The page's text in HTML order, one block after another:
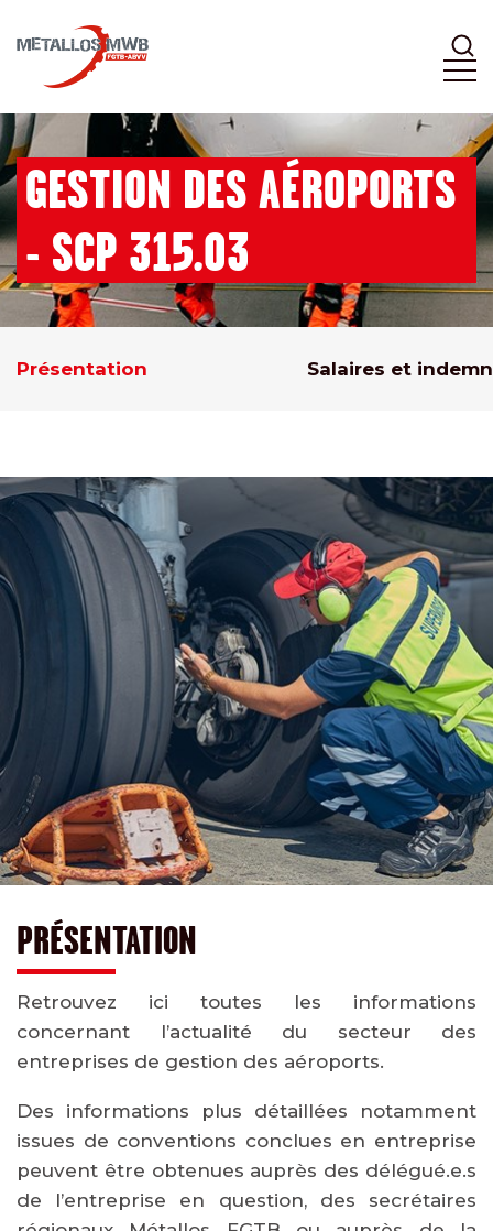
GESTION DES AÉROPORTS
- SCP 315.03
Présentation Salaires et
PRÉSENTATION
Retrouvez ici toutes les informations
concernant l’actualité du secteur des
entreprises de gestion des aéroports.
Des informations plus détaillées notamment
issues de conventions conclues en entreprise
peuvent être obtenues auprès des délégué.e.s
de l’entreprise en question, des secrétaires